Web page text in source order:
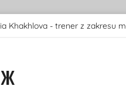
Khakhlova - trener z